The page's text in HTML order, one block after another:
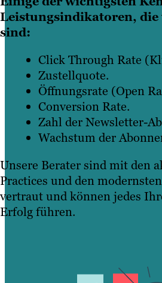
Leistungsindikatoren,
sind:
Click Through Rate
Zustellquote.
Öffnungsrate (Open
Conversion Rate.
Zahl der Newsletter-
Wachstum der
Unsere Berater sind mit den
Practices und den
vertraut und können jedes
Erfolg führen.